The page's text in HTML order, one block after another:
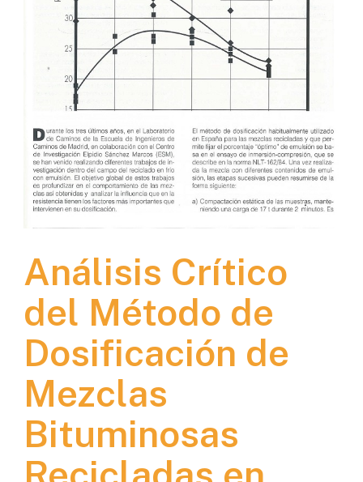
Análisis Crítico
del Método de
Dosificación de
Mezclas
Bituminosas